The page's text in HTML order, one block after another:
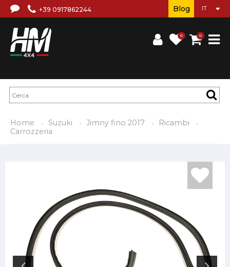
+39 0917862244
0 0
Blog
Home Suzuki Jimny fino 2017
Ricambi
Carrozzeria